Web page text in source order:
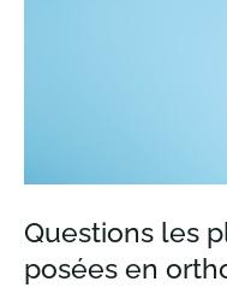
Questions les
posées en